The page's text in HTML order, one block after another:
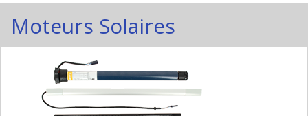
Moteurs Solaires